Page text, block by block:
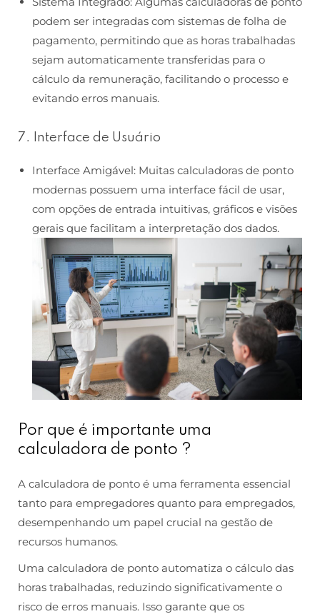
podem ser integradas com sistemas de folha de
pagamento, permitindo que as horas trabalhadas
sejam automaticamente transferidas para o
cálculo da remuneração, facilitando o processo e
evitando erros manuais.
7. Interface de Usuário
Interface Amigável: Muitas calculadoras de ponto
modernas possuem uma interface fácil de usar,
com opções de entrada intuitivas, gráficos e visões
gerais que facilitam a interpretação dos dados.
Por que é importante uma
calculadora de ponto ?
A calculadora de ponto é uma ferramenta essencial
tanto para empregadores quanto para empregados,
desempenhando um papel crucial na gestão de
recursos humanos.
Uma calculadora de ponto automatiza o cálculo das
horas trabalhadas, reduzindo significativamente o
risco de erros manuais. Isso garante que os